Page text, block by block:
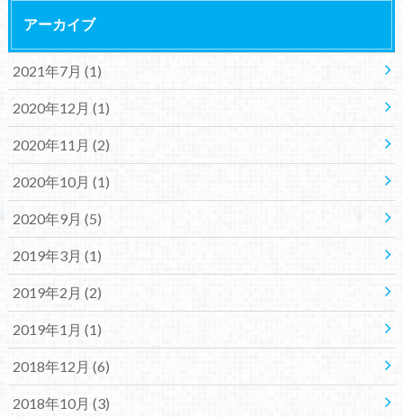
アーカイブ
2021年7月 (1)
2020年12月 (1)
2020年11月 (2)
2020年10月 (1)
2020年9月 (5)
2019年3月 (1)
2019年2月 (2)
2019年1月 (1)
2018年12月 (6)
2018年10月 (3)